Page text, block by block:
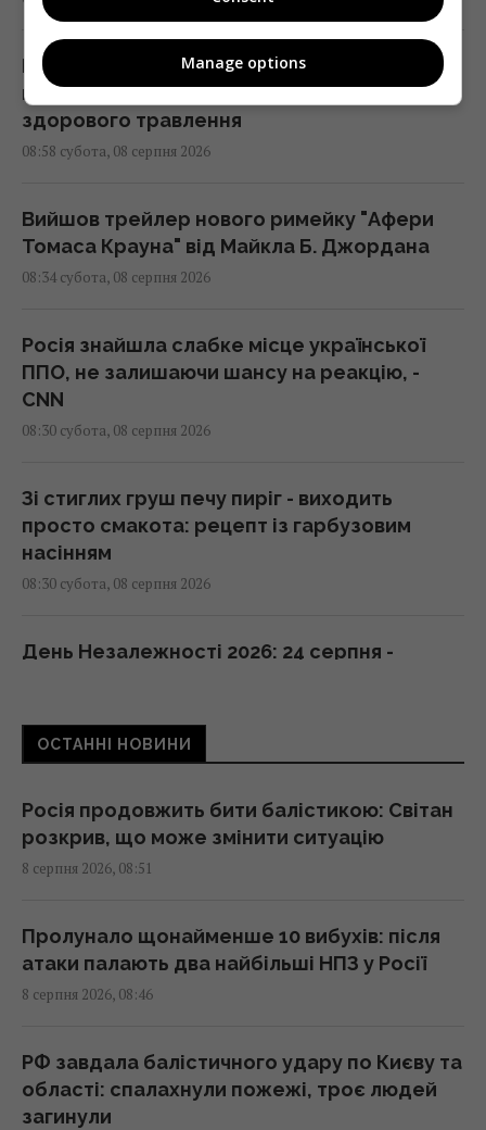
Що не слід робити після вечері:
гастроентерологи назвали три поради для
здорового травлення
08:58 субота, 08 серпня 2026
Вийшов трейлер нового римейку "Афери
Томаса Крауна" від Майкла Б. Джордана
08:34 субота, 08 серпня 2026
Росія знайшла слабке місце української
ППО, не залишаючи шансу на реакцію, -
CNN
08:30 субота, 08 серпня 2026
Зі стиглих груш печу пиріг - виходить
просто смакота: рецепт із гарбузовим
насінням
08:30 субота, 08 серпня 2026
День Незалежності 2026: 24 серпня -
Дівам - суперечки, Ракам - емоції
08:20 субота, 08 серпня 2026
серпня стане свіжіше
08:15 субота, 08 серпня 2026
Козерогам – зустріч з рідними
08:10 субота, 08 серпня 2026
ОСТАННІ НОВИНИ
Росія продовжить бити балістикою: Світан
розкрив, що може змінити ситуацію
8 серпня 2026, 08:51
Пролунало щонайменше 10 вибухів: після
атаки палають два найбільші НПЗ у Росії
8 серпня 2026, 08:46
РФ завдала балістичного удару по Києву та
області: спалахнули пожежі, троє людей
загинули
Manage options